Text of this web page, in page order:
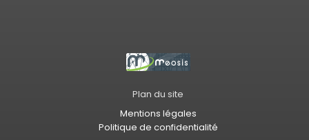
Plan du site
Mentions légales
Politique de confidentialité